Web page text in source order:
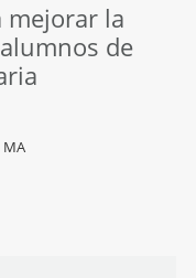
mejorar la
de
MA